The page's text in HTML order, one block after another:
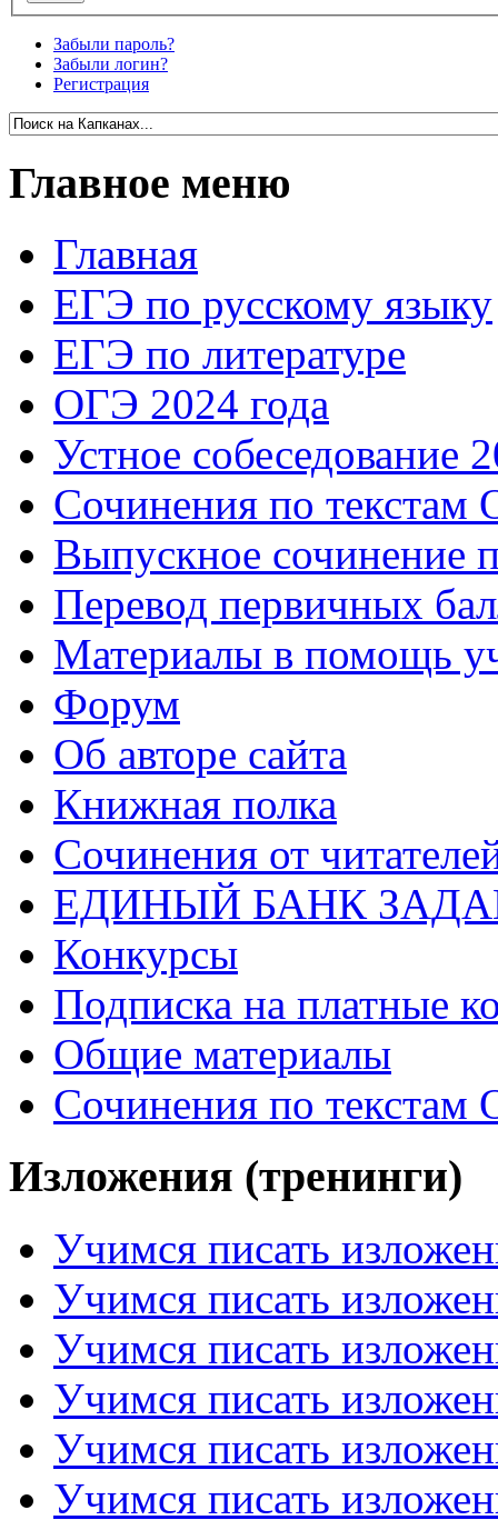
Забыли пароль?
Забыли логин?
Регистрация
Главное меню
Главная
ЕГЭ по русскому языку
ЕГЭ по литературе
ОГЭ 2024 года
Устное собеседование
Сочинения по текстам
Выпускное сочинение
Перевод первичных
Материалы в помощь
Форум
Об авторе сайта
Книжная полка
Cочинения от
ЕДИНЫЙ БАНК
Конкурсы
Подписка на платные
Общие материалы
Сочинения по текстам
Изложения (тренинги)
Учимся писать
Учимся писать
Учимся писать
Учимся писать
Учимся писать
Учимся писать